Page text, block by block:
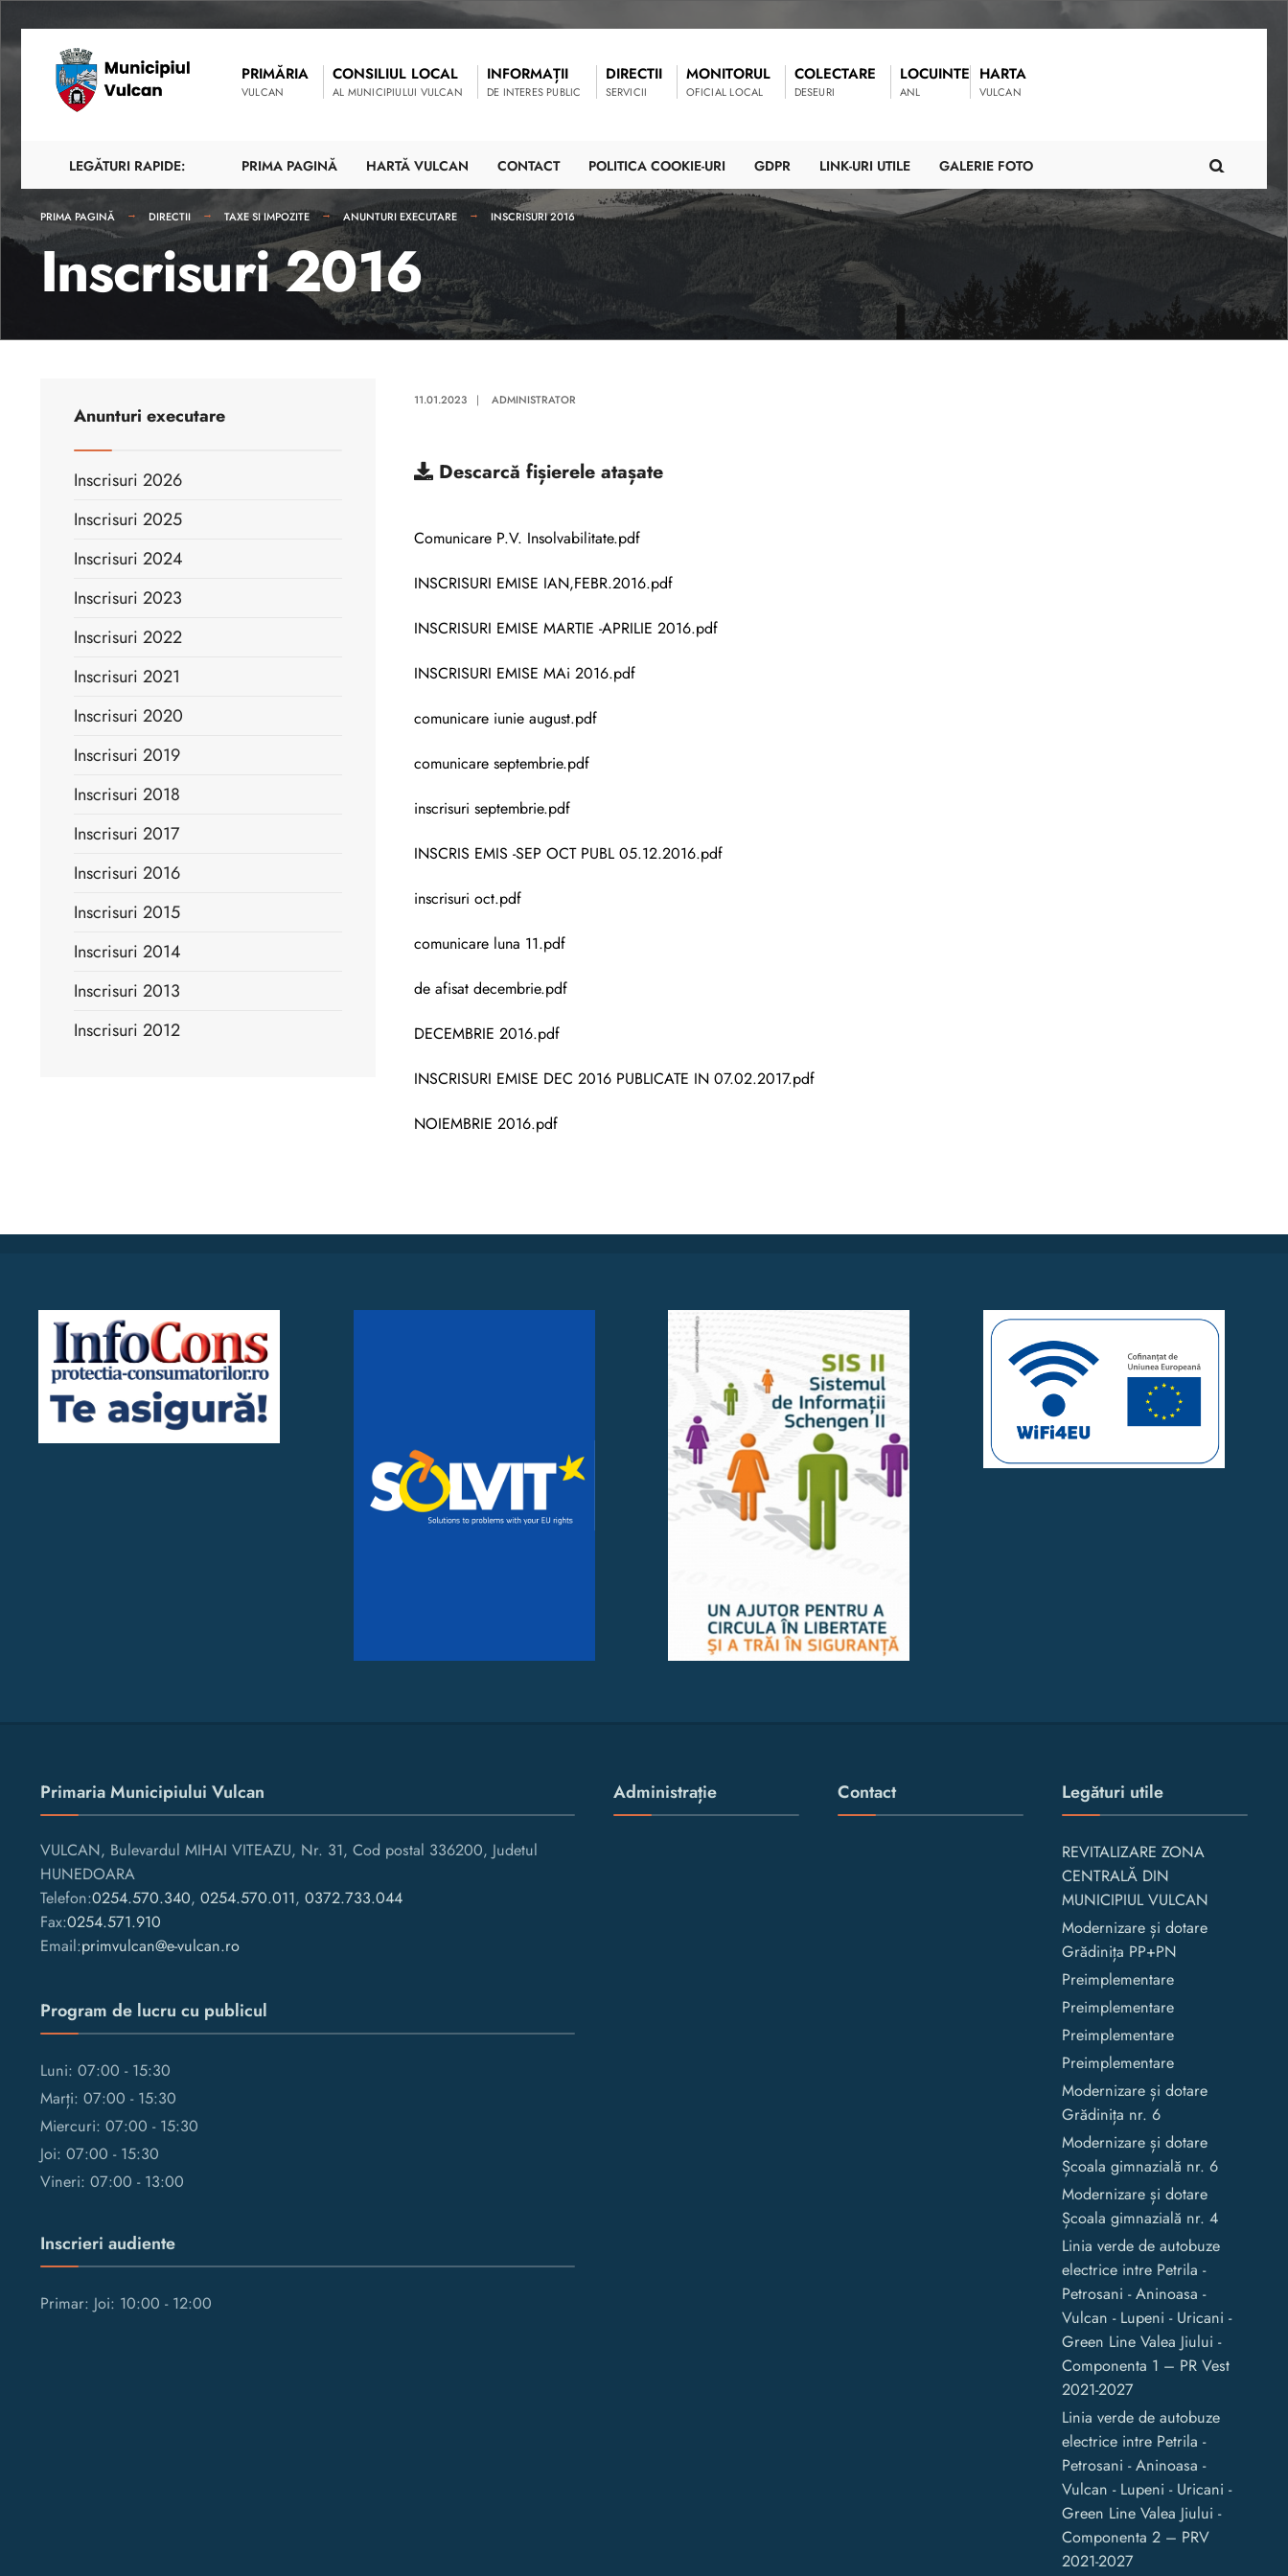
PRIMĂRIA
VULCAN
CONSILIUL LOCAL
AL MUNICIPIULUI VULCAN
INFORMAȚII
DE INTERES PUBLIC
DIRECTII
SERVICII
MONITORUL
OFICIAL LOCAL
COLECTARE
DESEURI
LOCUINTE
ANL
HARTA
VULCAN
LEGĂTURI RAPIDE: PRIMA PAGINĂ HARTĂ VULCAN CONTACT POLITICA COOKIE-URI GDPR LINK-URI UTILE GALERIE FOTO
PRIMA PAGINĂ DIRECTII TAXE SI IMPOZITE ANUNTURI EXECUTARE INSCRISURI 2016
Inscrisuri 2016
11.01.2023 | ADMINISTRATOR
Descarcă fișierele atașate
Comunicare P.V. Insolvabilitate.pdf
INSCRISURI EMISE IAN,FEBR.2016.pdf
INSCRISURI EMISE MARTIE -APRILIE 2016.pdf
INSCRISURI EMISE MAi 2016.pdf
comunicare iunie august.pdf
comunicare septembrie.pdf
inscrisuri septembrie.pdf
INSCRIS EMIS -SEP OCT PUBL 05.12.2016.pdf
inscrisuri oct.pdf
comunicare luna 11.pdf
de afisat decembrie.pdf
DECEMBRIE 2016.pdf
INSCRISURI EMISE DEC 2016 PUBLICATE IN 07.02.2017.pdf
NOIEMBRIE 2016.pdf
Anunturi executare
Inscrisuri 2026
Inscrisuri 2025
Inscrisuri 2024
Inscrisuri 2023
Inscrisuri 2022
Inscrisuri 2021
Inscrisuri 2020
Inscrisuri 2019
Inscrisuri 2018
Inscrisuri 2017
Inscrisuri 2016
Inscrisuri 2015
Inscrisuri 2014
Inscrisuri 2013
Inscrisuri 2012
Primaria Municipiului Vulcan
VULCAN, Bulevardul MIHAI VITEAZU, Nr. 31, Cod postal 336200, Judetul
HUNEDOARA
Telefon:0254.570.340, 0254.570.011, 0372.733.044
Fax:0254.571.910
Email:primvulcan@e-vulcan.ro
Program de lucru cu publicul
Luni: 07:00 - 15:30
Marți: 07:00 - 15:30
Miercuri: 07:00 - 15:30
Joi: 07:00 - 15:30
Vineri: 07:00 - 13:00
Inscrieri audiente
Primar: Joi: 10:00 - 12:00
Administrație Contact Legături utile
REVITALIZARE ZONA
CENTRALĂ DIN
MUNICIPIUL VULCAN
Modernizare și dotare
Grădinița PP+PN
Preimplementare
Preimplementare
Preimplementare
Preimplementare
Modernizare și dotare
Grădinița nr. 6
Modernizare și dotare
Școala gimnazială nr. 6
Modernizare și dotare
Școala gimnazială nr. 4
Linia verde de autobuze
electrice intre Petrila -
Petrosani - Aninoasa -
Vulcan - Lupeni - Uricani -
Green Line Valea Jiului -
Componenta 1 – PR Vest
2021-2027
Linia verde de autobuze
electrice intre Petrila -
Petrosani - Aninoasa -
Vulcan - Lupeni - Uricani -
Green Line Valea Jiului -
Componenta 2 – PRV
2021-2027